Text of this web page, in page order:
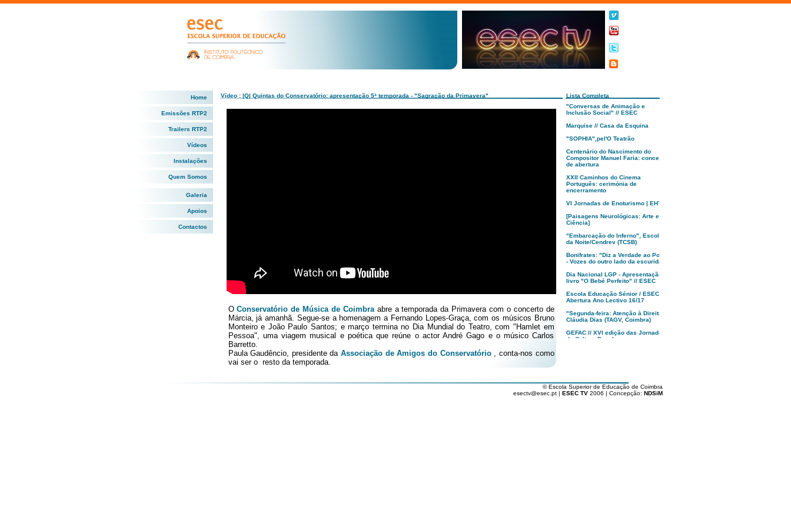
Home
Emissões RTP2
Trailers RTP2
Vídeos
Instalações
Quem Somos
Galeria
Apoios
Contactos
Vídeo : |Q| Quintas do Conservatório: apresentação 5ª temporada - "Sagração da Primavera" Lista Completa
OConservatório de Música de Coimbraabre a temporada da Primavera com o concerto de
Márcia, já amanhã. Segue-se a homenagem a Fernando Lopes-Graça, com os músicos Bruno
Monteiro e João Paulo Santos; e março termina no Dia Mundial do Teatro, com "Hamlet em
Pessoa", uma viagem musical e poética que reúne o actor André Gago e o músico Carlos
Barretto.
Paula Gaudêncio, presidente daAssociação de Amigos do Conservatório, conta-nos como
vai ser o resto da temporada.
"Conversas de Animação e
Inclusão Social" // ESEC
Marquise // Casa da Esquina
"SOPHIA",pel'O Teatrão
Centenário do Nascimento do
Compositor Manuel Faria: concerto
de abertura
XXII Caminhos do Cinema
Português: cerimónia de
encerramento
VI Jornadas de Enoturismo | EHTC
[Paisagens Neurológicas: Arte e
Ciência]
"Embarcação do Inferno", Escola
da Noite/Cendrev (TCSB)
Bonifrates: "Diz a Verdade ao Poder
- Vozes do outro lado da escuridão"
Dia Nacional LGP - Apresentação
livro "O Bebé Perfeito" // ESEC
Escola Educação Sénior / ESEC -
Abertura Ano Lectivo 16/17
"Segunda-feira: Atenção à Direita!",
Cláudia Dias (TAGV, Coimbra)
GEFAC // XVI edição das Jornadas
de Cultura Popular
Caminhos do Cinema Português
Tindersticks “The Waiting Room” -
© Escola Superior de Educação de Coimbra
esectv@esec.pt | ESEC TV 2006 | Concepção: NDSiM